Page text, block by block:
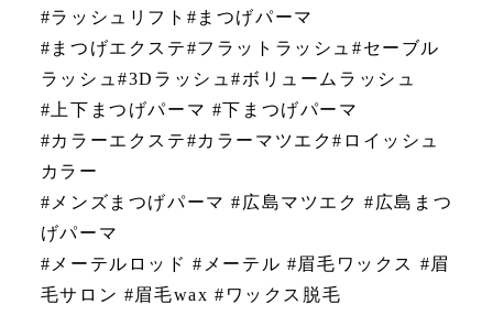
#ラッシュリフト#まつげパーマ
#まつげエクステ#フラットラッシュ#セーブル
ラッシュ#3Dラッシュ#ボリュームラッシュ
#上下まつげパーマ #下まつげパーマ
#カラーエクステ#カラーマツエク#ロイッシュ
カラー
#メンズまつげパーマ #広島マツエク #広島まつ
げパーマ
#メーテルロッド #メーテル #眉毛ワックス #眉
毛サロン #眉毛wax #ワックス脱毛